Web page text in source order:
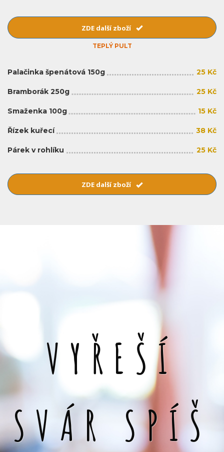
ZDE další zboží
TEPLÝ PULT
Palačinka špenátová 150g 25 Kč
Bramborák 250g 25 Kč
Smaženka 100g 15 Kč
Řízek kuřecí 38 Kč
Párek v rohlíku 25 Kč
ZDE další zboží
VYŘEŠÍ
SVÁR SPÍŠ